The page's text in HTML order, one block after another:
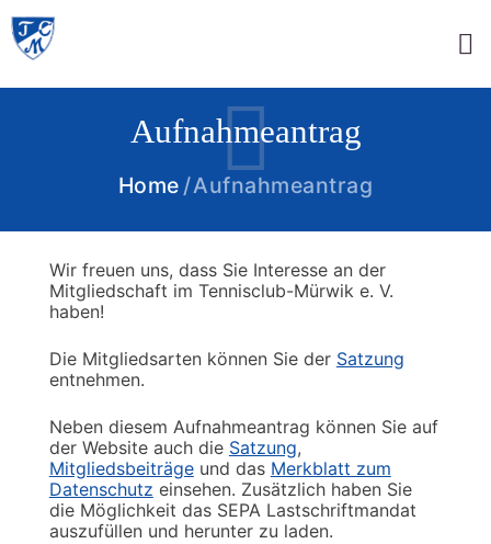
Aufnahmeantrag
Home Aufnahmeantrag
Wir freuen uns, dass Sie Interesse an der
Mitgliedschaft im Tennisclub-Mürwik e. V.
haben!
Die Mitgliedsarten können Sie der Satzung
entnehmen.
Neben diesem Aufnahmeantrag können Sie auf
der Website auch die Satzung,
Mitgliedsbeiträgeund das Merkblatt zum
Datenschutz einsehen. Zusätzlich haben Sie
die Möglichkeit das SEPA Lastschriftmandat
auszufüllen und herunter zu laden.